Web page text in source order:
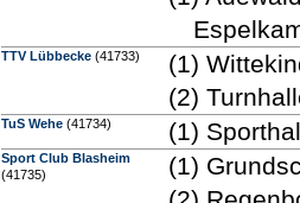
TTV Lübbecke (41733)
(1)
(2)
TuS Wehe (41734) (1)
Sport Club Blasheim
(41735)
(1)